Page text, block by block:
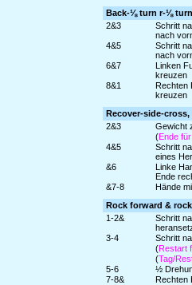
Back-⅛ turn r-⅛
2&3
Schritt
nach
4&5
Schritt
nach
6&7
Linken
kreuzen
8&1
Rechten
kreuzen
Recover-side-
2&3
Gewicht
(Ende für
4&5
Schritt
eines
&6
Linke
Ende
&7-8
Hände
Rock forward &
1-2&
Schritt
3-4
Schritt
(Restart
(Tag/
5-6
½
7-8&
Rechten